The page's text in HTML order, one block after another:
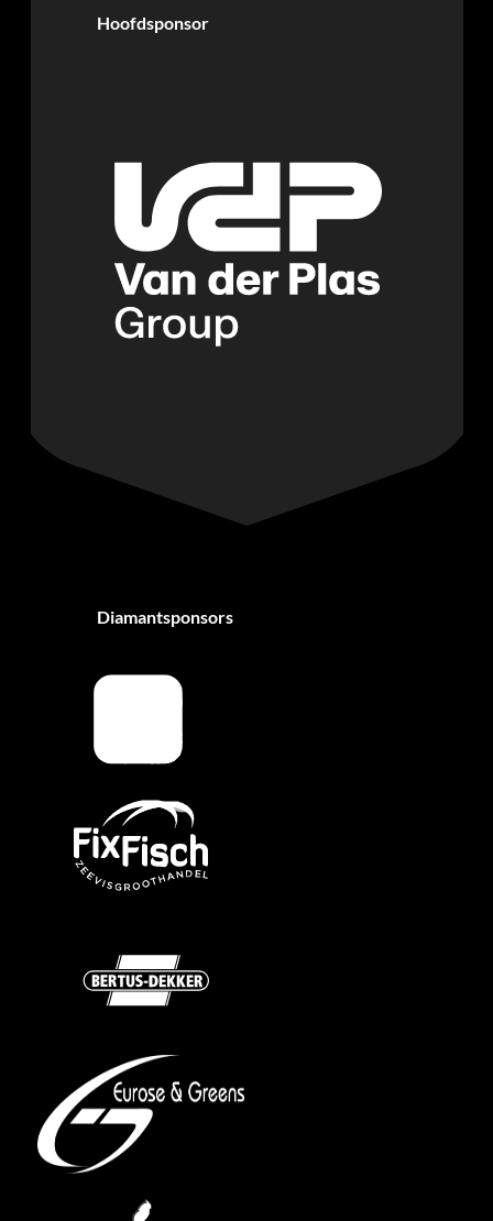
Hoofdsponsor
Diamantsponsors